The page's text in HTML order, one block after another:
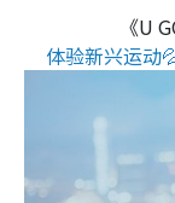
《U
体验新兴运动